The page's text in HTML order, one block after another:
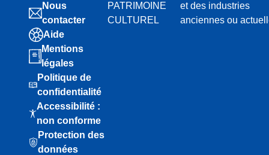
Nous
contacter
Aide
Mentions
légales
Politique de
confidentialité
Accessibilité :
non conforme
Protection des
données
PATRIMOINE
CULTUREL
et des industries
anciennes ou